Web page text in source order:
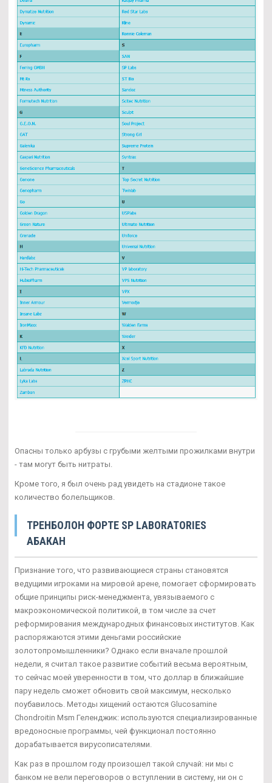
Опасны только арбузы с грубыми желтыми прожилками внутри
- там могут быть нитраты.
Кроме того, я был очень рад увидеть на стадионе такое
количество болельщиков.
ТРЕНБОЛОН ФОРТЕ SP LABORATORIES
АБАКАН
Признание того, что развивающиеся страны становятся
ведущими игроками на мировой арене, помогает сформировать
общие принципы риск-менеджмента, увязываемого с
макроэкономической политикой, в том числе за счет
реформирования международных финансовых институтов. Как
распоряжаются этими деньгами российские
золотопромышленники? Однако если вначале прошлой
недели, я считал такое развитие событий весьма вероятным,
то сейчас моей уверенности в том, что доллар в ближайшие
пару недель сможет обновить свой максимум, несколько
поубавилось. Методы хищений остаются Glucosamine
Chondroitin Msm Геленджик: используются специализированные
вредоносные программы, чей функционал постоянно
дорабатывается вирусописателями.
Как раз в прошлом году произошел такой случай: ни мы с
банком не вели переговоров о вступлении в систему, ни он с